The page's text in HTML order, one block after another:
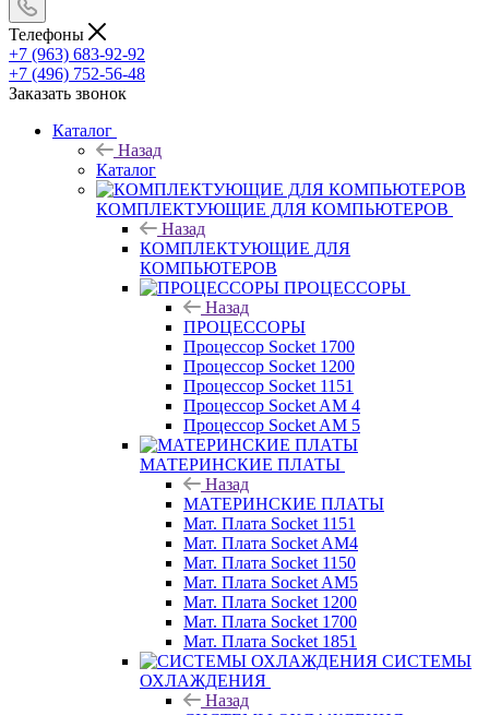
Телефоны
+7 (963) 683-92-92
+7 (496) 752-56-48
Заказать звонок
Каталог
Назад
Каталог
КОМПЛЕКТУЮЩИЕ ДЛЯ КОМПЬЮТЕРОВ
Назад
КОМПЛЕКТУЮЩИЕ ДЛЯ
КОМПЬЮТЕРОВ
ПРОЦЕССОРЫ
Назад
ПРОЦЕССОРЫ
Процессор Socket 1700
Процессор Socket 1200
Процессор Socket 1151
Процессор Socket AM 4
Процессор Socket AM 5
МАТЕРИНСКИЕ ПЛАТЫ
Назад
МАТЕРИНСКИЕ ПЛАТЫ
Мат. Плата Socket 1151
Мат. Плата Socket AM4
Мат. Плата Socket 1150
Мат. Плата Socket AM5
Мат. Плата Socket 1200
Мат. Плата Socket 1700
Мат. Плата Socket 1851
СИСТЕМЫ
ОХЛАЖДЕНИЯ
Назад